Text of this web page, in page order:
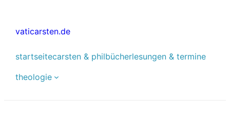
springen
vaticarsten.de
startseitecarsten & philbücherlesungen & termine
theologie